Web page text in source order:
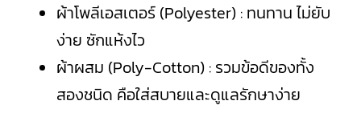
ผ้าโพลีเอสเตอร์ (Polyester) : ทนทาน ไม่ยับ
ง่าย ซักแห้งไว
ผ้าผสม (Poly-Cotton) : รวมข้อดีของทั้ง
สองชนิด คือใส่สบายและดูแลรักษาง่าย